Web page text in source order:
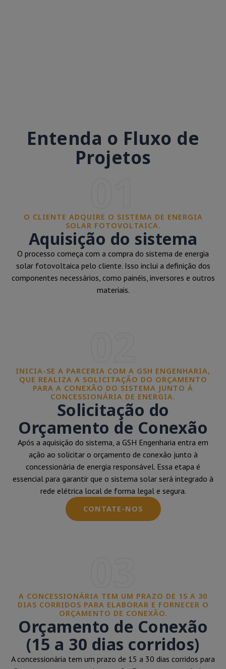
Entenda o Fluxo de
Projetos
O CLIENTE ADQUIRE O SISTEMA DE ENERGIA
SOLAR FOTOVOLTAICA.
Aquisição do sistema
O processo começa com a compra do sistema de energia
solar fotovoltaica pelo cliente. Isso inclui a definição dos
componentes necessários, como painéis, inversores e outros
materiais.
INICIA-SE A PARCERIA COM A GSH ENGENHARIA,
QUE REALIZA A SOLICITAÇÃO DO ORÇAMENTO
PARA A CONEXÃO DO SISTEMA JUNTO À
CONCESSIONÁRIA DE ENERGIA.
Solicitação do
Orçamento de Conexão
Após a aquisição do sistema, a GSH Engenharia entra em
ação ao solicitar o orçamento de conexão junto à
concessionária de energia responsável. Essa etapa é
essencial para garantir que o sistema solar será integrado à
rede elétrica local de forma legal e segura.
CONTATE-NOS
A CONCESSIONÁRIA TEM UM PRAZO DE 15 A 30
DIAS CORRIDOS PARA ELABORAR E FORNECER O
ORÇAMENTO DE CONEXÃO.
Orçamento de Conexão
(15 a 30 dias corridos)
A concessionária tem um prazo de 15 a 30 dias corridos para